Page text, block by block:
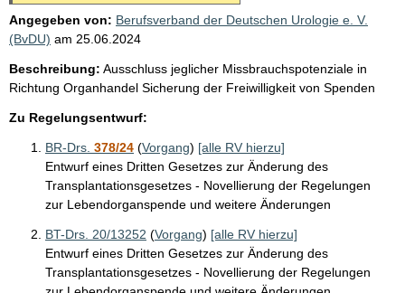
Angegeben von: Berufsverband der Deutschen Urologie e. V.
(BvDU) am 25.06.2024
Beschreibung: Ausschluss jeglicher Missbrauchspotenziale in
Richtung Organhandel Sicherung der Freiwilligkeit von Spenden
Zu Regelungsentwurf:
BR-Drs. 378/24 (Vorgang) [alle RV hierzu]
Entwurf eines Dritten Gesetzes zur Änderung des
Transplantationsgesetzes - Novellierung der Regelungen
zur Lebendorganspende und weitere Änderungen
BT-Drs. 20/13252 (Vorgang) [alle RV hierzu]
Entwurf eines Dritten Gesetzes zur Änderung des
Transplantationsgesetzes - Novellierung der Regelungen